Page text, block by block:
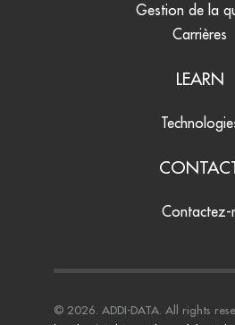
Gestion de la
Carrières
LEARN
Contactez-
© 2026. ADDI-DATA. All rights